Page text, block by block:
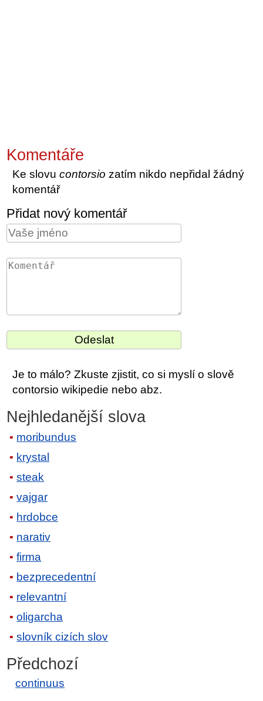
Komentáře
Ke slovucontorsio zatím nikdo nepřidal žádný
komentář
Přidat nový komentář
Je to málo? Zkuste zjistit, co si myslí o slově
contorsio wikipedie nebo abz.
Nejhledanější slova
moribundus
krystal
steak
vajgar
hrdobce
narativ
firma
bezprecedentní
relevantní
oligarcha
slovník cizích slov
Předchozí
continuus